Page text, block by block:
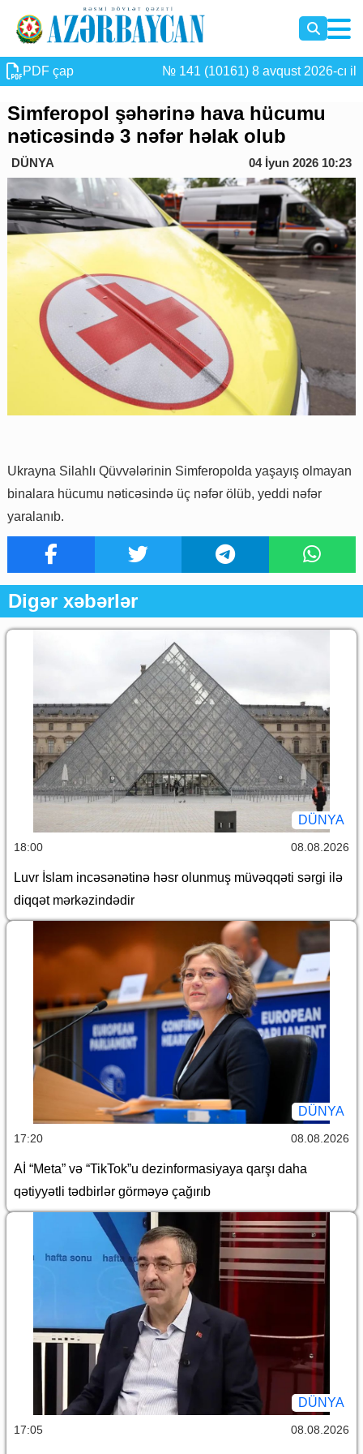
PDF çap № 141 (10161) 8 avqust 2026-cı il
Simferopol şəhərinə hava hücumu
nəticəsində 3 nəfər həlak olub
DÜNYA 04 İyun 2026 10:23
Ukrayna Silahlı Qüvvələrinin Simferopolda yaşayış olmayan
binalara hücumu nəticəsində üç nəfər ölüb, yeddi nəfər
yaralanıb.
Digər xəbərlər
DÜNYA
18:00 08.08.2026
Luvr İslam incəsənətinə həsr olunmuş müvəqqəti sərgi ilə
diqqət mərkəzindədir
DÜNYA
17:20 08.08.2026
Aİ “Meta” və “TikTok”u dezinformasiyaya qarşı daha
qətiyyətli tədbirlər görməyə çağırıb
DÜNYA
17:05 08.08.2026